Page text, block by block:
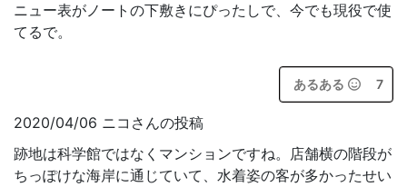
ニュー表がノートの下敷きにぴったしで、今でも現役で使
てるで。
あるある 7
2020/04/06 ニコさんの投稿
跡地は科学館ではなくマンションですね。店舗横の階段が
ちっぽけな海岸に通じていて、水着姿の客が多かったせい